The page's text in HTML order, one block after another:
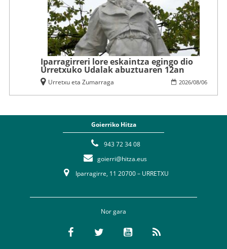
Iparragirreri lore eskaintza egingo dio
Urretxuko Udalak abuztuaren 12an
2026/08/06
Urretxu eta Zumarraga
Goierriko Hitza
943 72 34 08
goierri@hitza.eus
Iparragirre, 11 20700 – URRETXU
Nor gara